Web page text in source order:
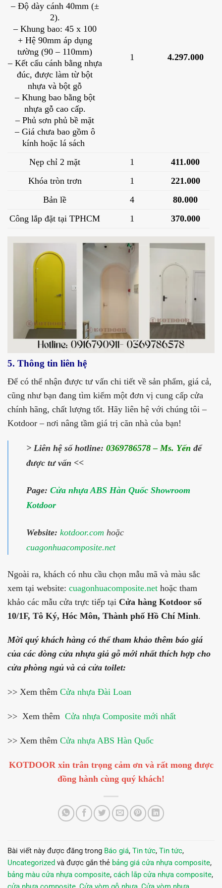
– Độ dày cánh 40mm (±
2).
– Khung bao: 45 x 100
+ Hệ 90mm áp dụng
tường (90 – 110mm)
– Kết cấu cánh bằng nhựa
đúc, được làm từ bột
nhựa và bột gỗ
– Khung bao bằng bột
nhựa gỗ cao cấp.
– Phủ sơn phủ bề mặt
– Giá chưa bao gồm ô
kính hoặc lá sách
1 4.297.000
Nẹp chỉ 2 mặt 1
411.000
Khóa tròn trơn
1
221.000
Bản lề
4
80.000
Công lắp đặt tại TPHCM
1 370.000
5. Thông tin liên hệ
Để có thể nhận được tư vấn chi tiết về sản phẩm, giá cả,
cũng như bạn đang tìm kiếm một đơn vị cung cấp cửa
chính hãng, chất lượng tốt. Hãy liên hệ với chúng tôi –
Kotdoor – nơi nâng tầm giá trị căn nhà của bạn!
> Liên hệ số hotline: 0369786578 – Ms. Yến để
được tư vấn <<
Page: Cửa nhựa ABS Hàn Quốc Showroom
Kotdoor
Website: kotdoor.com hoặc
cuagonhuacomposite.net
Ngoài ra, khách có nhu cầu chọn mẫu mã và màu sắc
xem tại website: cuagonhuacomposite.net hoặc tham
khảo các mẫu cửa trực tiếp tại Cửa hàng Kotdoor số
10/1F, Tô Ký, Hóc Môn, Thành phố Hồ Chí Minh.
Mời quý khách hàng có thể tham khảo thêm báo giá
của các dòng cửa nhựa giả gỗ mới nhất thích hợp cho
cửa phòng ngủ và cả cửa toilet:
>> Xem thêm Cửa nhựa Đài Loan
>> Xem thêm Cửa nhựa Composite mới nhất
>> Xem thêm Cửa nhựa ABS Hàn Quốc
KOTDOOR xin trân trọng cảm ơn và rất mong được
đồng hành cùng quý khách!
Bài viết này được đăng trong Báo giá, Tin tức, Tin tức,
Uncategorized và được gắn thẻ bảng giá cửa nhựa composite,
bảng màu cửa nhựa composite, cách lắp cửa nhựa composite,
cửa nhựa composite Cửa vòm gỗ nhựa Cửa vòm nhựa